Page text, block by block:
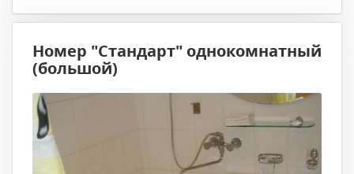
Номер "Стандарт" однокомнатный
(большой)